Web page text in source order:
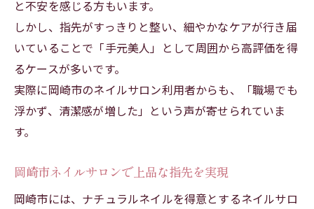
と不安を感じる方もいます。
しかし、指先がすっきりと整い、細やかなケアが行き届
いていることで「手元美人」として周囲から高評価を得
るケースが多いです。
実際に岡崎市のネイルサロン利用者からも、「職場でも
浮かず、清潔感が増した」という声が寄せられていま
す。
岡崎市ネイルサロンで上品な指先を実現
岡崎市には、ナチュラルネイルを得意とするネイルサロ